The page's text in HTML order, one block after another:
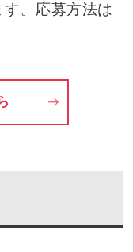
。応募方法は